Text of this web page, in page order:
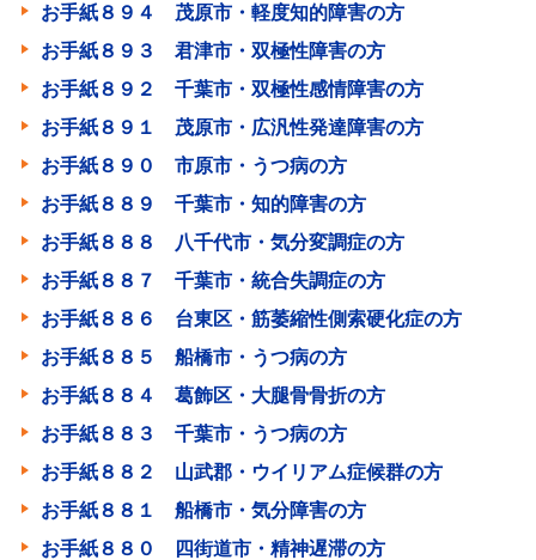
お手紙８９４ 茂原市・軽度知的障害の方
お手紙８９３ 君津市・双極性障害の方
お手紙８９２ 千葉市・双極性感情障害の方
お手紙８９１ 茂原市・広汎性発達障害の方
お手紙８９０ 市原市・うつ病の方
お手紙８８９ 千葉市・知的障害の方
お手紙８８８ 八千代市・気分変調症の方
お手紙８８７ 千葉市・統合失調症の方
お手紙８８６ 台東区・筋萎縮性側索硬化症の方
お手紙８８５ 船橋市・うつ病の方
お手紙８８４ 葛飾区・大腿骨骨折の方
お手紙８８３ 千葉市・うつ病の方
お手紙８８２ 山武郡・ウイリアム症候群の方
お手紙８８１ 船橋市・気分障害の方
お手紙８８０ 四街道市・精神遅滞の方